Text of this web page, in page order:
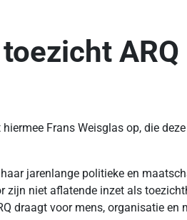
ARQ
Frans Weisglas op, die
jarenlange politieke en
zijn niet aflatende inzet als
draagt voor mens, organisatie en